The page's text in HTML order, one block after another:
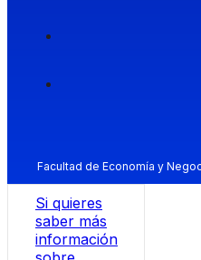
Facultad de Economía y
Si quieres
saber más
información